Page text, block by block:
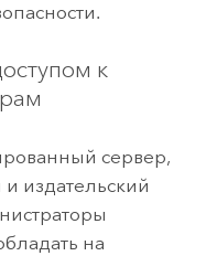
к
сервер,
издательский
на